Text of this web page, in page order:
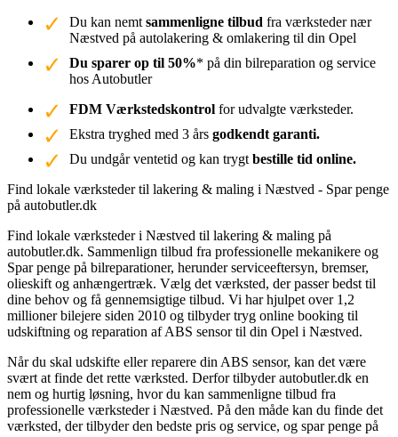
Du kan nemt sammenligne tilbud fra værksteder nær
Næstved på autolakering & omlakering til din Opel
Du sparer op til 50%* på din bilreparation og service
hos Autobutler
FDM Værkstedskontrol for udvalgte værksteder.
Ekstra tryghed med 3 års godkendt garanti.
Du undgår ventetid og kan trygt bestille tid online.
Find lokale værksteder til lakering & maling i Næstved - Spar penge
på autobutler.dk
Find lokale værksteder i Næstved til lakering & maling på
autobutler.dk. Sammenlign tilbud fra professionelle mekanikere og
Spar penge på bilreparationer, herunder serviceeftersyn, bremser,
olieskift og anhængertræk. Vælg det værksted, der passer bedst til
dine behov og få gennemsigtige tilbud. Vi har hjulpet over 1,2
millioner bilejere siden 2010 og tilbyder tryg online booking til
udskiftning og reparation af ABS sensor til din Opel i Næstved.
Når du skal udskifte eller reparere din ABS sensor, kan det være
svært at finde det rette værksted. Derfor tilbyder autobutler.dk en
nem og hurtig løsning, hvor du kan sammenligne tilbud fra
professionelle værksteder i Næstved. På den måde kan du finde det
værksted, der tilbyder den bedste pris og service, og spar penge på